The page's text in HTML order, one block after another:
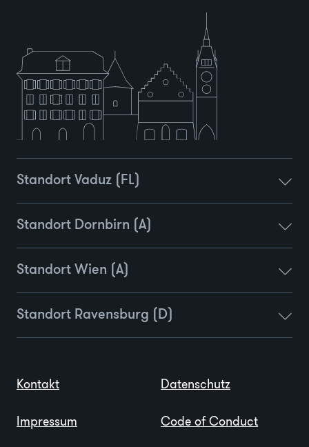
Standort Vaduz (FL)
Standort Dornbirn (A)
Standort Wien (A)
Standort Ravensburg (D)
Kontakt
Impressum
Datenschutz
Code of Conduct